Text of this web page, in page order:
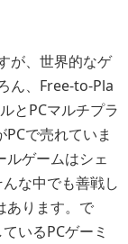
が、世界的なゲ
ん、Free-to-Pla
とPCマルチプラ
で売れていま
ルゲームはシェ
な中でも善戦し
あります。で
いるPCゲーミ